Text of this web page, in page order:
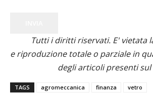
Tutti i diritti riservati. E' vietata
e riproduzione totale o parziale in
degli articoli presenti sul
TAGS agromeccanica finanza vetro